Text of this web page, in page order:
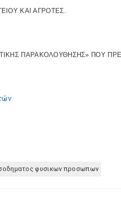
ΚΑΙ ΑΓΡΟΤΕΣ.
ΠΑΡΑΚΟΛΟΥΘΗΣΗΣ» ΠΟΥ
φυσικων προσωπων